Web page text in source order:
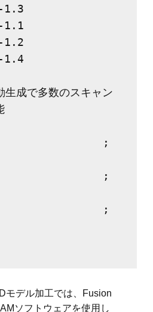
1.3
1.1
1.2
1.4
生成で多数のスキャン
;
;
;
モデル加工では、Fusion
ソフトウェアを使用し